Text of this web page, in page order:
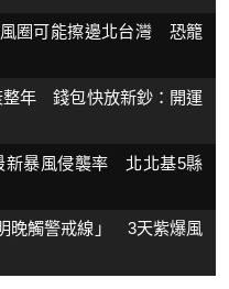
圈可能擦邊北台灣 恐籠
整年 錢包快放新鈔：開運
新暴風侵襲率 北北基5縣
晚觸警戒線」 3天紫爆風